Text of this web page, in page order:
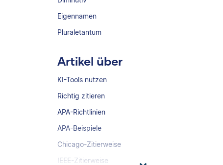
Eigennamen
Pluraletantum
Artikel über
KI-Tools nutzen
Richtig zitieren
APA-Richtlinien
APA-Beispiele
Chicago-Zitierweise
IEEE-Zitierweise